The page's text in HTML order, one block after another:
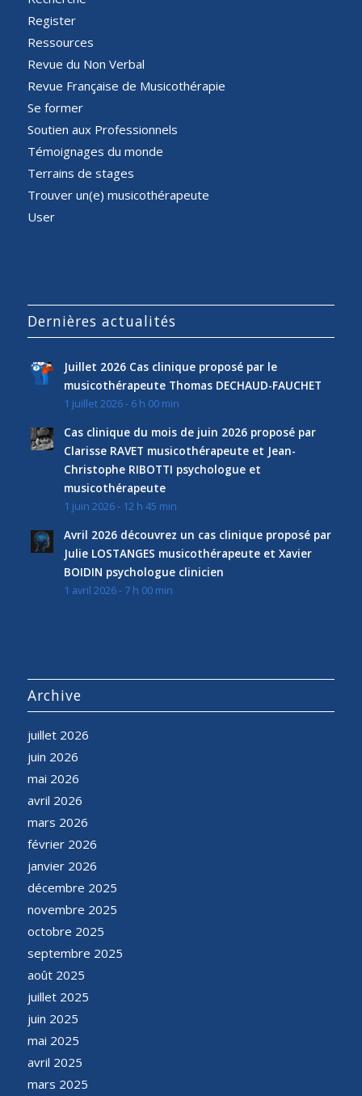
Register
Ressources
Revue du Non Verbal
Revue Française de Musicothérapie
Se former
Soutien aux Professionnels
Témoignages du monde
Terrains de stages
Trouver un(e) musicothérapeute
User
Dernières actualités
Juillet 2026 Cas clinique proposé par le
musicothérapeute Thomas DECHAUD-FAUCHET
1 juillet 2026 - 6 h 00 min
Cas clinique du mois de juin 2026 proposé par
Clarisse RAVET musicothérapeute et Jean-
Christophe RIBOTTI psychologue et
musicothérapeute
1 juin 2026 - 12 h 45 min
Avril 2026 découvrez un cas clinique proposé par
Julie LOSTANGES musicothérapeute et Xavier
BOIDIN psychologue clinicien
1 avril 2026 - 7 h 00 min
Archive
juillet 2026
juin 2026
mai 2026
avril 2026
mars 2026
février 2026
janvier 2026
décembre 2025
novembre 2025
octobre 2025
septembre 2025
août 2025
juillet 2025
juin 2025
mai 2025
avril 2025
mars 2025